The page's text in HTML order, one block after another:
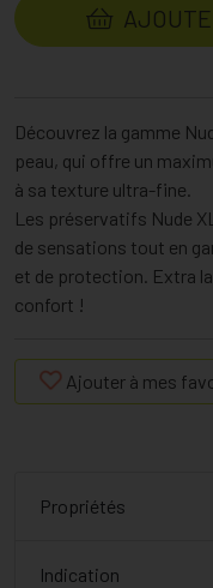
Découvrez la gamme
peau, qui offre un
à sa texture ultra-fine.
Les préservatifs Nude
de sensations tout en
et de protection. Extra
confort !
Ajouter à mes
Propriétés
Indication